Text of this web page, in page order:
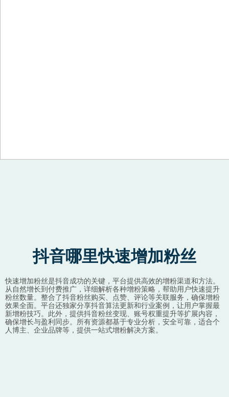
抖音哪里快速增加粉丝
快速增加粉丝是抖音成功的关键，平台提供高效的增粉渠道和方法。
从自然增长到付费推广，详细解析各种增粉策略，帮助用户快速提升
粉丝数量。整合了抖音粉丝购买、点赞、评论等关联服务，确保增粉
效果全面。平台还独家分享抖音算法更新和行业案例，让用户掌握最
新增粉技巧。此外，提供抖音粉丝变现、账号权重提升等扩展内容，
确保增长与盈利同步。所有资源都基于专业分析，安全可靠，适合个
人博主、企业品牌等，提供一站式增粉解决方案。